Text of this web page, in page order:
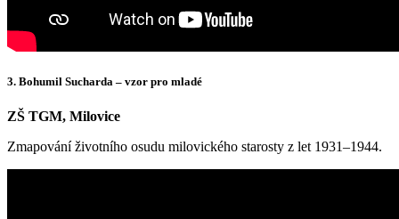
3. Bohumil Sucharda – vzor pro mladé
ZŠ TGM, Milovice
Zmapování životního osudu milovického starosty z let 1931–1944.